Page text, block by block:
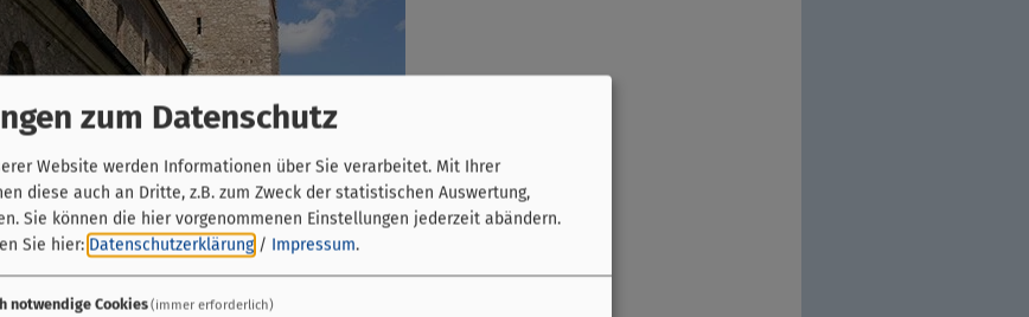
zum Datenschutz
Website werden Informationen über Sie verarbeitet. Mit Ihrer
diese auch an Dritte, z.B. zum Zweck der statistischen Auswertung,
Sie können die hier vorgenommenen Einstellungen jederzeit abändern.
Sie hier: Datenschutzerklärung / Impressum.
notwendige Cookies(immer erforderlich)